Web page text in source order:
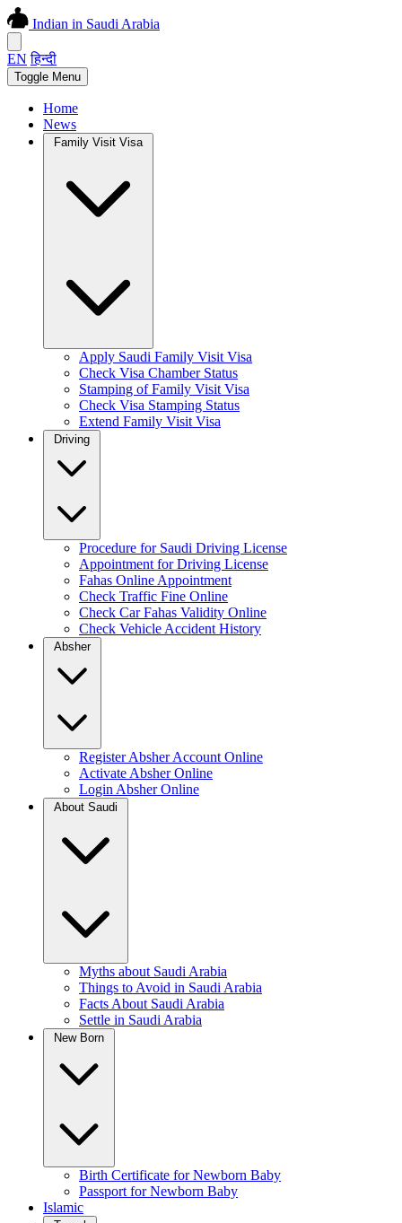
Indian in Saudi Arabia
EN हिन्दी
Toggle Menu
Home
News
Family Visit Visa
Apply Saudi Family Visit Visa
Check Visa Chamber Status
Stamping of Family Visit Visa
Check Visa Stamping Status
Extend Family Visit Visa
Procedure for Saudi Driving License
Appointment for Driving License
Fahas Online Appointment
Check Traffic Fine Online
Check Car Fahas Validity Online
Check Vehicle Accident History
Absher
Register Absher Account Online
Activate Absher Online
Login Absher Online
Myths about Saudi Arabia
Things to Avoid in Saudi Arabia
Facts About Saudi Arabia
Settle in Saudi Arabia
Birth Certificate for Newborn Baby
Passport for Newborn Baby
Islamic